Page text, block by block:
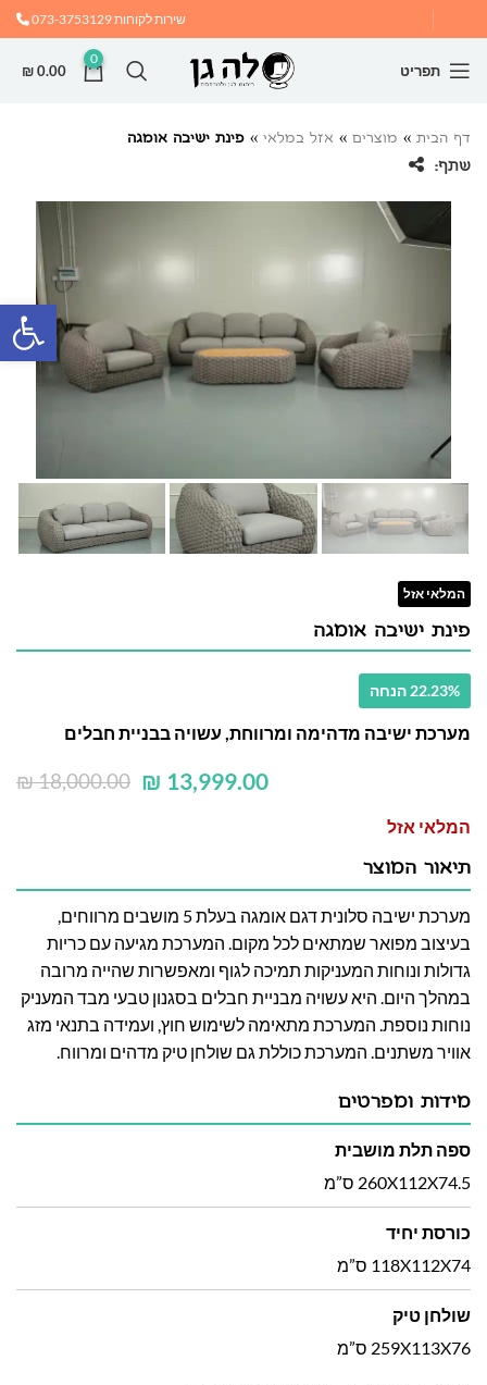
שירות לקוחות073-3753129
תפריט
0
₪0.00
דף הבית » מוצרים » אזל במלאי » פינת ישיבה אומגה
שתף:
המלאי אזל
פינת ישיבה אומגה
22.23% הנחה
מערכת ישיבה מדהימה ומרווחת, עשויה בבניית חבלים
₪18,000.00 ₪ 13,999.00
המלאי אזל
תיאור המוצר
מערכת ישיבה סלונית דגם אומגה בעלת 5 מושבים מרווחים,
בעיצוב מפואר שמתאים לכל מקום. המערכת מגיעה עם כריות
גדולות ונוחות המעניקות תמיכה לגוף ומאפשרות שהייה מרובה
במהלך היום. היא עשויה מבניית חבלים בסגנון טבעי מבד המעניק
נוחות נוספת. המערכת מתאימה לשימוש חוץ, ועמידה בתנאי מזג
אוויר משתנים. המערכת כוללת גם שולחן טיק מדהים ומרווח.
מידות ומפרטים
ספה תלת מושבית
260X112X74.5 ס”מ
כורסת יחיד
118X112X74 ס”מ
שולחן טיק
259X113X76 ס”מ